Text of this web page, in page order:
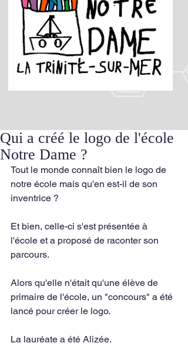
Qui a créé le logo de l'école
Notre Dame ?
Tout le monde connaît bien le logo de
notre école mais qu'en est-il de son
inventrice ?
Et bien, celle-ci s'est présentée à
l'école et a proposé de raconter son
parcours.
Alors qu'elle n'était qu'une élève de
primaire de l'école, un "concours" a été
lancé pour créer le logo.
La lauréate a été Alizée.